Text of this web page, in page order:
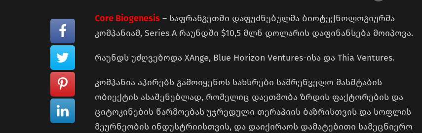
Core Biogenesis – საფრანგეთში დაფუძნებულმა ბიოტექნოლოგიურმა
კომპანიამ, Series A რაუნდში $10,5 მლნ დოლარის დაფინანსება მოიპოვა.
რაუნდს უძღვებოდა XAnge, Blue Horizon Ventures-ისა და Thia Ventures.
კომპანია აპირებს გამოიყენოს სახსრები სამრეწველო მასშტაბის
ობიექტის ასაშენებლად, რომელიც დაეთმობა ზრდის ფაქტორების და
ციტოკინების წარმოებას უჯრედული თერაპიის ბაზრისთვის და სოფლის
მეურნეობის ინდუსტრიისთვის, და დაიქირაოს დამატებითი სამეცნიერო